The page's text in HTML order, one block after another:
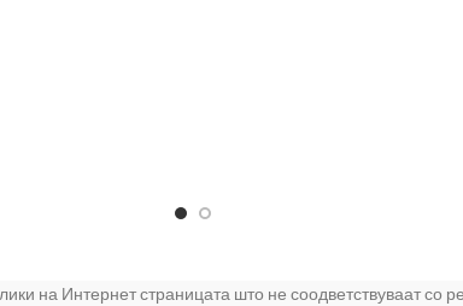
на Интернет страницата што не соодветствуваат со